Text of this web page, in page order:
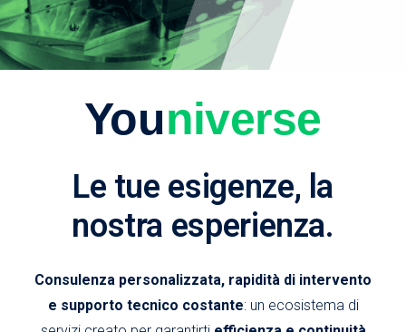
Youniverse
Le tue esigenze, la
nostra esperienza.
Consulenza personalizzata, rapidità di intervento
e supporto tecnico costante: un ecosistema di